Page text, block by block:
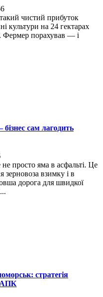
чистий прибуток
культури на 24 гектарах
Фермер порахував — і
сам лагодить
просто яма в асфальті. Це
взимку і в
дорога для швидкої
стратегія
АПК